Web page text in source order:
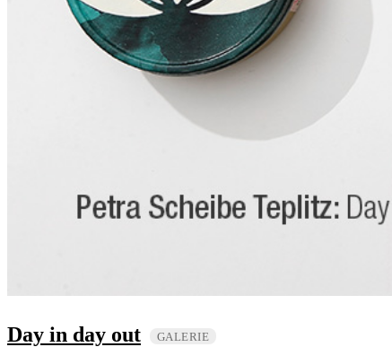
Day in day out GALERIE